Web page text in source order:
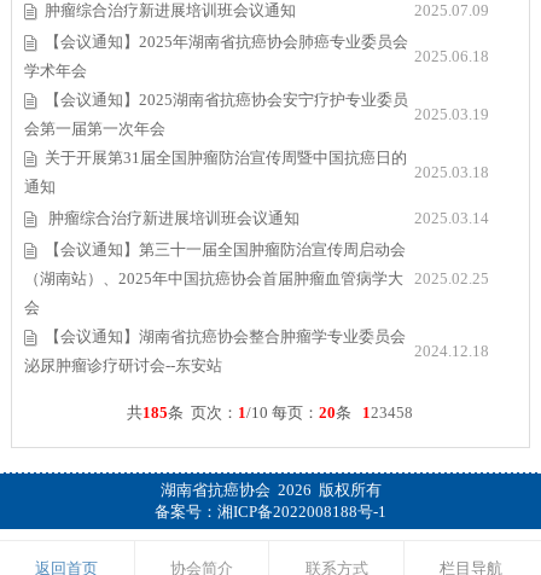
肿瘤综合治疗新进展培训班会议通知
2025.07.09
【会议通知】2025年湖南省抗癌协会肺癌专业委员会
学术年会
2025.06.18
【会议通知】2025湖南省抗癌协会安宁疗护专业委员
会第一届第一次年会
2025.03.19
关于开展第31届全国肿瘤防治宣传周暨中国抗癌日的
通知
2025.03.18
肿瘤综合治疗新进展培训班会议通知
2025.03.14
【会议通知】第三十一届全国肿瘤防治宣传周启动会
（湖南站）、2025年中国抗癌协会首届肿瘤血管病学大
会
2025.02.25
【会议通知】湖南省抗癌协会整合肿瘤学专业委员会
泌尿肿瘤诊疗研讨会--东安站
2024.12.18
共185条 页次： 1/10 每页：20条 123458
湖南省抗癌协会 2026 版权所有
备案号： 湘ICP备2022008188号-1
返回首页 协会简介 联系方式 栏目导航